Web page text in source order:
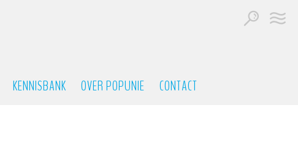
KENNISBANK OVER POPUNIE CONTACT